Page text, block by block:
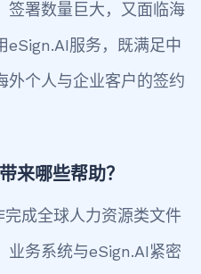
签署数量巨大，又面临海
eSign.AI服务，既满足中
外个人与企业客户的签约
来哪些帮助？
成全球人力资源类文件
业务系统与eSign.AI紧密